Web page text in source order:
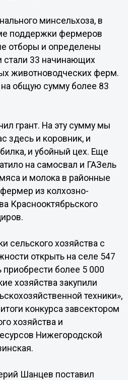
минсельхоза, в
поддержки фермеров
отборы и определены
стали 33 начинающих
животноводческих ферм.
общую сумму более 83
грант. На эту сумму мы
здесь и коровник, и
и убойный цех. Еще
на самосвал и ГАЗель
и молока в районные
из колхозно-
Краснооктябрьского
сельского хозяйства с
открыть на селе 547
приобрести более 5 000
хозяйства закупили
техники»,
конкурса завсектором
хозяйства и
Нижегородской
Шанцев поставил